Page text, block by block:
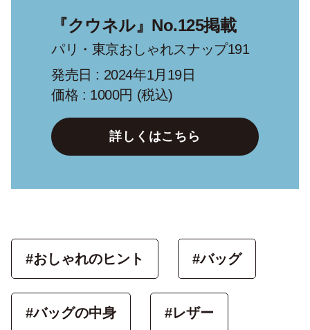
『クウネル』No.125掲載
パリ・東京おしゃれスナップ191
発売日 : 2024年1月19日
価格 : 1000円 (税込)
詳しくはこちら
#おしゃれのヒント #バッグ
#バッグの中身 #レザー